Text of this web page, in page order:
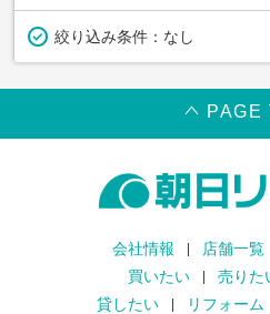
絞り込み条件： なし
PAGE
会社情報 店舗一覧
買いたい
売りた
貸したい
リフォーム